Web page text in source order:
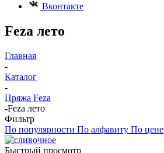
Вконтакте
Feza лето
Главная
-
Каталог
-
Пряжа Feza
-Feza лето
Фильтр
По популярности По алфавиту По цене
Быстрый просмотр